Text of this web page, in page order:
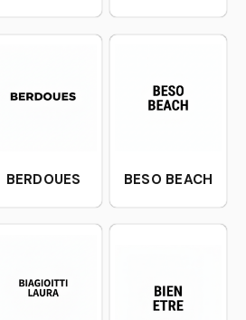
BERDOUES BESO BEACH